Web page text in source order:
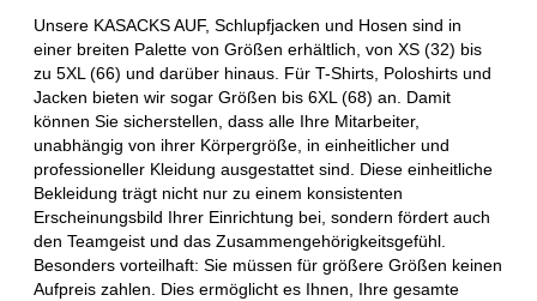
Unsere KASACKS AUF, Schlupfjacken und Hosen sind in
einer breiten Palette von Größen erhältlich, von XS (32) bis
zu 5XL (66) und darüber hinaus. Für T-Shirts, Poloshirts und
Jacken bieten wir sogar Größen bis 6XL (68) an. Damit
können Sie sicherstellen, dass alle Ihre Mitarbeiter,
unabhängig von ihrer Körpergröße, in einheitlicher und
professioneller Kleidung ausgestattet sind. Diese einheitliche
Bekleidung trägt nicht nur zu einem konsistenten
Erscheinungsbild Ihrer Einrichtung bei, sondern fördert auch
den Teamgeist und das Zusammengehörigkeitsgefühl.
Besonders vorteilhaft: Sie müssen für größere Größen keinen
Aufpreis zahlen. Dies ermöglicht es Ihnen, Ihre gesamte